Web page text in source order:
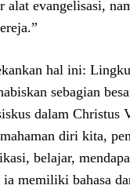
evangelisasi,
hal ini:
sebagian
dalam
diri kita,
belajar,
memiliki bahasa